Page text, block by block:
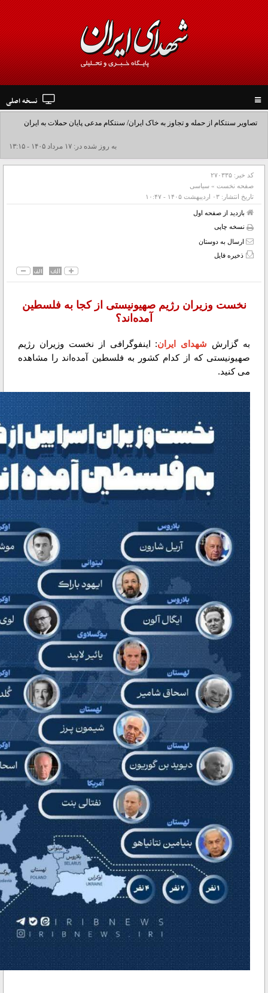
navigation
نسخه اصلی
تصاویر سنتکام از حمله و تجاوز به خاک ایران/ سنتکام مدعی پایان حملات به ایران
شد+فیلم به روز شده در: ۱۷ مرداد ۱۴۰۵ - ۱۳:۱۵
کد خبر: ۲۷۰۳۳۵
صفحه نخست » سیاسی
تاریخ انتشار: ۰۳ ارديبهشت ۱۴۰۵ - ۱۰:۴۷
بازدید از صفحه اول
نسخه چاپی
ارسال به دوستان
ذخیره فایل
نخست وزیران رژیم صهیونیستی از کجا به فلسطین
آمده‌اند؟
به گزارش شهدای ایران: اینفوگرافی از نخست وزیران رژیم
صهیونیستی که از کدام کشور به فلسطین آمده‌اند را مشاهده
می کنید.